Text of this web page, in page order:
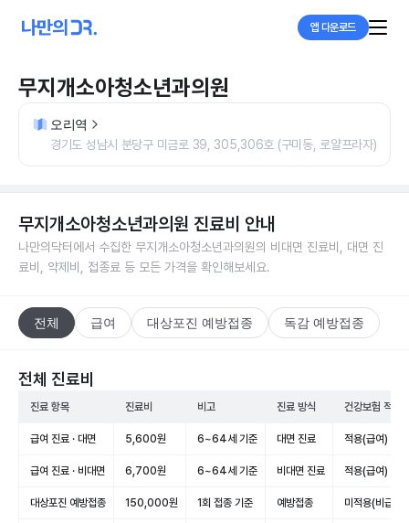
앱 다운로드
무지개소아청소년과의원
오리역
경기도 성남시 분당구 미금로 39, 305,306호 (구미동, 로얄프라자)
무지개소아청소년과의원 진료비 안내
나만의닥터에서 수집한 무지개소아청소년과의원의 비대면 진료비, 대면 진
료비, 약제비, 접종료 등 모든 가격을 확인해보세요.
전체 급여 대상포진 예방접종 독감 예방접종
전체 진료비
진료 항목 진료비 비고 진료 방식 건강보험 적용
급여 진료 · 대면 5,600원 6~64세 기준 대면 진료 적용(급여)
급여 진료 · 비대면 6,700원 6~64세 기준 비대면 진료 적용(급여)
대상포진 예방접종 150,000원 1회 접종 기준 예방접종 미적용(비급여)